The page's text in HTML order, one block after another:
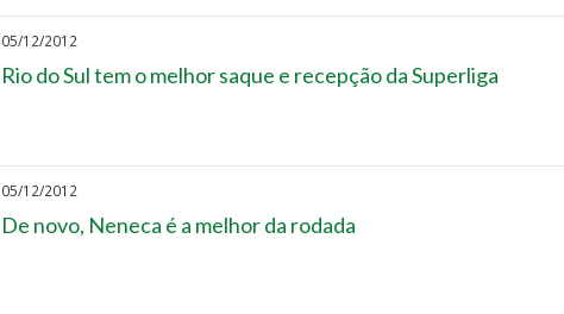
05/12/2012
Rio do Sul tem o melhor saque e recepção da Superliga
05/12/2012
De novo, Neneca é a melhor da rodada